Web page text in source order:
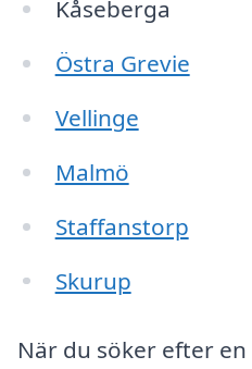
Kåseberga
Östra Grevie
Vellinge
Malmö
Staffanstorp
Skurup
När du söker efter en